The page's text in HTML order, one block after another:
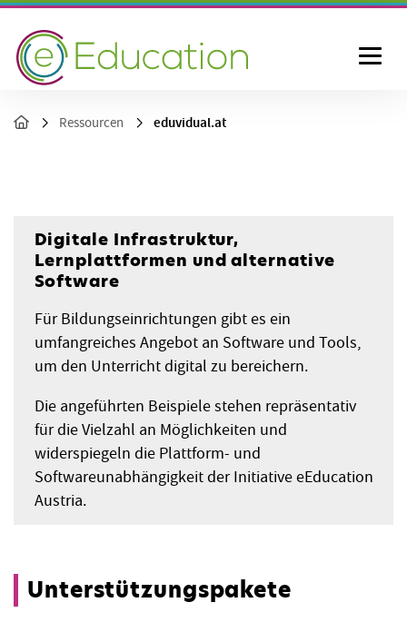
Ressourcen eduvidual.at
Digitale Infrastruktur,
Lernplattformen und alternative
Software
Für Bildungseinrichtungen gibt es ein
umfangreiches Angebot an Software und Tools,
um den Unterricht digital zu bereichern.
Die angeführten Beispiele stehen repräsentativ
für die Vielzahl an Möglichkeiten und
widerspiegeln die Plattform- und
Softwareunabhängigkeit der Initiative eEducation
Austria.
Unterstützungspakete